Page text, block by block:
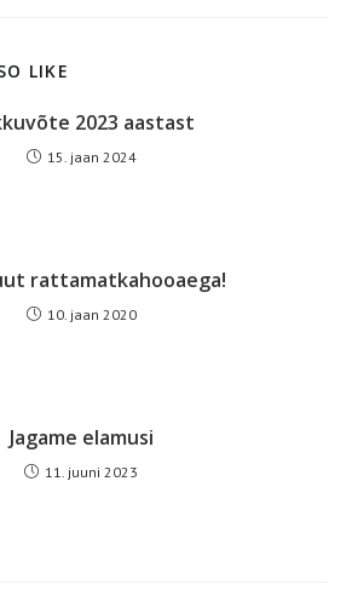
LIKE
2023 aastast
15. jaan 2024
rattamatkahooaega!
10. jaan 2020
Jagame elamusi
11. juuni 2023